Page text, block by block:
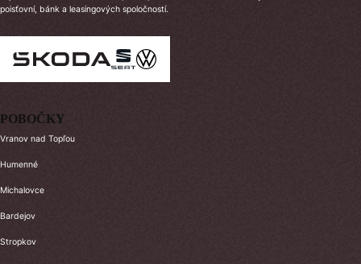
poisťovní, bánk a leasingových spoločností.
POBOČKY
Vranov nad Topľou
Humenné
Michalovce
Bardejov
Stropkov